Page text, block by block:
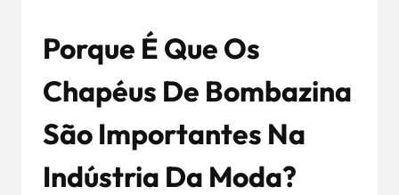
Porque É Que Os
Chapéus De Bombazina
São Importantes Na
Indústria Da Moda?